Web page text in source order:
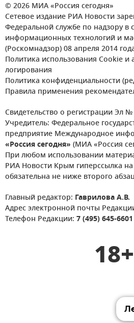
© 2026 МИА «Россия сегодня»
Сетевое издание РИА Новости
Федеральной службе по надзору в
информационных технологий и
(Роскомнадзор) 08 апреля 2014
Политика использования Cookie и
логирования
Политика конфиденциальности
Правила применения
Свидетельство о регистрации Эл
Учредитель: Федеральное
предприятие Международное
«Россия сегодня» (МИА «Россия
При любом использовании
РИА Новости Крым гиперссылка
обязательна не ниже второго
Главный редактор: Гаврилова А.В.
Адрес электронной почты
Телефон Редакции: 7 (495) 645-6601
18+